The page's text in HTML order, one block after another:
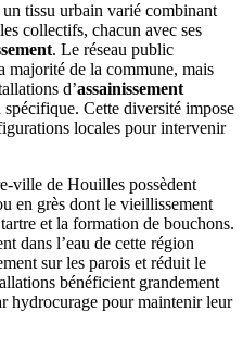
tissu urbain varié combinant
collectifs, chacun avec ses
. Le réseau public
majorité de la commune, mais
d’assainissement
spécifique. Cette diversité impose
locales pour intervenir
ville de Houilles possèdent
en grès dont le vieillissement
et la formation de bouchons.
dans l’eau de cette région
sur les parois et réduit le
bénéficient grandement
hydrocurage pour maintenir leur